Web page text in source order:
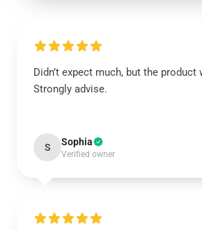
Didn’t expect much, but the
Strongly advise.
S Sophia
Verified owner